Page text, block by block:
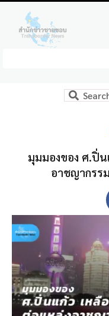
มุมมองของ ศ.ปิ่น
อาชญากรรม